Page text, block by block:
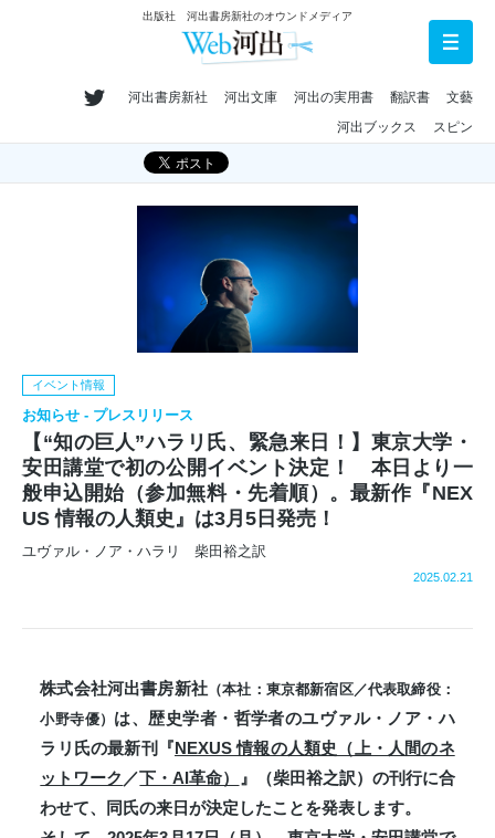
出版社 河出書房新社のオウンドメディア
河出書房新社 河出文庫 河出の実用書 翻訳書
文藝
河出ブックス
スピン
イベント情報
お知らせ - プレスリリース
【“知の巨人”ハラリ氏、緊急来日！】東京大学・
安田講堂で初の公開イベント決定！ 本日より一
般申込開始（参加無料・先着順）。最新作『NEX
US 情報の人類史』は3月5日発売！
ユヴァル・ノア・ハラリ 柴田裕之訳
2025.02.21
株式会社河出書房新社 （本社：東京都新宿区／代表取締役：
小野寺優） は、歴史学者・哲学者のユヴァル・ノア・ハ
ラリ氏の最新刊『NEXUS 情報の人類史（上・人間のネ
ットワーク ／下・AI革命）
』（柴田裕之訳）の刊行に合
わせて、同氏の来日が決定したことを発表します。